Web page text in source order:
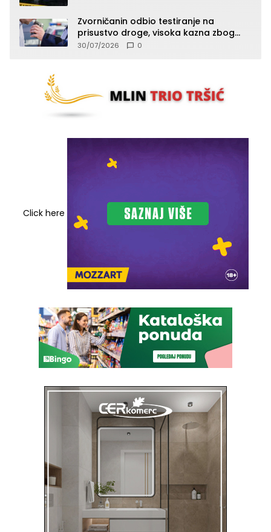
Zvorničanin odbio testiranje na
prisustvo droge, visoka kazna zbog
kršenja Zakona o osnovama
30/07/2026 0
Click here